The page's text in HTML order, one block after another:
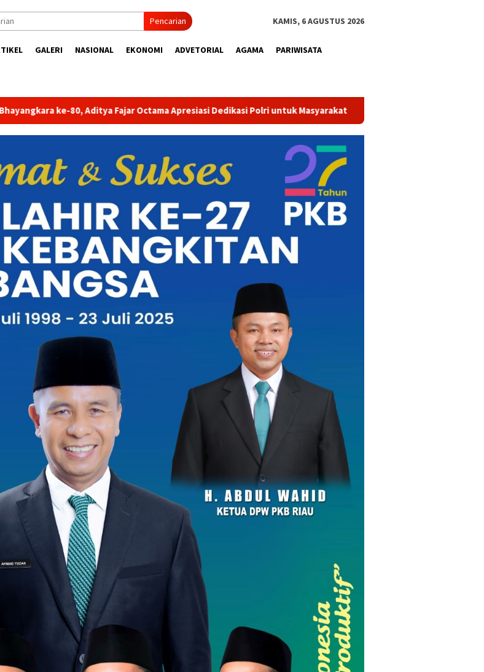
Pencarian KAMIS, 6 AGUSTUS 2026
GALERI NASIONAL EKONOMI ADVETORIAL AGAMA PARIWISATA
Dedikasi Polri untuk Masyarakat Tak Sekadar Bersih dan Sehat, Air Minum Perumdam Tirta